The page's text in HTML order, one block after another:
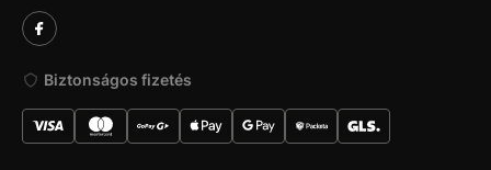
Biztonságos fizetés